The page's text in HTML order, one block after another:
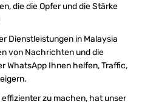
die die Opfer und die Stärke
Dienstleistungen in Malaysia
von Nachrichten und die
WhatsApp Ihnen helfen, Traffic,
zu machen, hat unser